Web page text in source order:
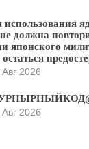
использования
должна
японского
остаться
2026
2026